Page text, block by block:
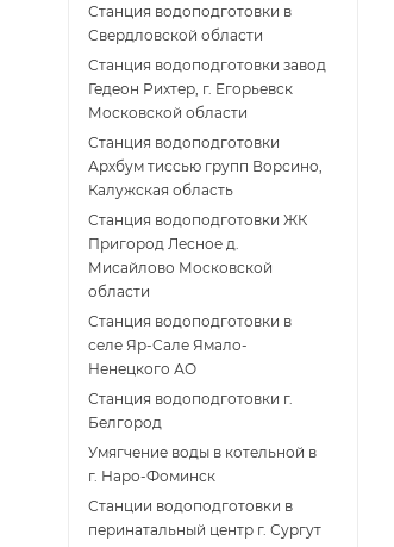
Станция водоподготовки в
Свердловской области
Станция водоподготовки завод
Гедеон Рихтер, г. Егорьевск
Московской области
Станция водоподготовки
Архбум тиссью групп Ворсино,
Калужская область
Станция водоподготовки ЖК
Пригород Лесное д.
Мисайлово Московской
области
Станция водоподготовки в
селе Яр-Сале Ямало-
Ненецкого АО
Станция водоподготовки г.
Белгород
Умягчение воды в котельной в
г. Наро-Фоминск
Станции водоподготовки в
перинатальный центр г. Сургут